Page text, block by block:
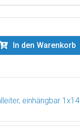
In den Warenkorb
einhängbar 1x14